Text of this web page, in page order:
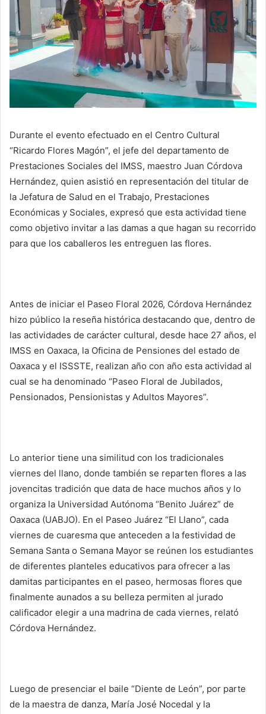
Durante el evento efectuado en el Centro Cultural
“Ricardo Flores Magón”, el jefe del departamento de
Prestaciones Sociales del IMSS, maestro Juan Córdova
Hernández, quien asistió en representación del titular de
la Jefatura de Salud en el Trabajo, Prestaciones
Económicas y Sociales, expresó que esta actividad tiene
como objetivo invitar a las damas a que hagan su recorrido
para que los caballeros les entreguen las flores.
Antes de iniciar el Paseo Floral 2026, Córdova Hernández
hizo público la reseña histórica destacando que, dentro de
las actividades de carácter cultural, desde hace 27 años, el
IMSS en Oaxaca, la Oficina de Pensiones del estado de
Oaxaca y el ISSSTE, realizan año con año esta actividad al
cual se ha denominado “Paseo Floral de Jubilados,
Pensionados, Pensionistas y Adultos Mayores”.
Lo anterior tiene una similitud con los tradicionales
viernes del llano, donde también se reparten flores a las
jovencitas tradición que data de hace muchos años y lo
organiza la Universidad Autónoma “Benito Juárez” de
Oaxaca (UABJO). En el Paseo Juárez “El Llano”, cada
viernes de cuaresma que anteceden a la festividad de
Semana Santa o Semana Mayor se reúnen los estudiantes
de diferentes planteles educativos para ofrecer a las
damitas participantes en el paseo, hermosas flores que
finalmente aunados a su belleza permiten al jurado
calificador elegir a una madrina de cada viernes, relató
Córdova Hernández.
Luego de presenciar el baile “Diente de León”, por parte
de la maestra de danza, María José Nocedal y la